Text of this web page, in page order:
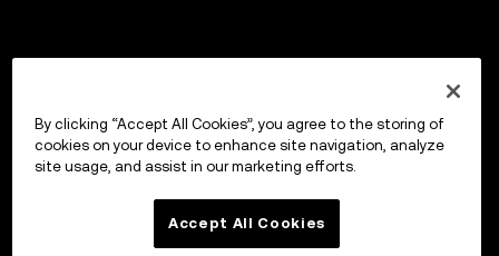
By clicking “Accept All Cookies”, you agree to the storing of
cookies on your device to enhance site navigation, analyze
site usage, and assist in our marketing efforts.
Accept All Cookies